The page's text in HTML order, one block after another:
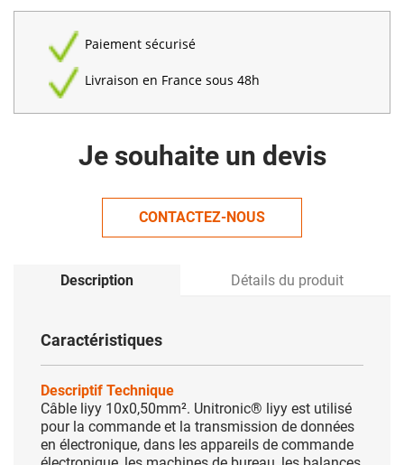
Paiement sécurisé
Livraison en France sous 48h
Je souhaite un devis
CONTACTEZ-NOUS
Description Détails du produit
Caractéristiques
Descriptif Technique
Câble liyy 10x0,50mm². Unitronic® liyy est utilisé
pour la commande et la transmission de données
en électronique, dans les appareils de commande